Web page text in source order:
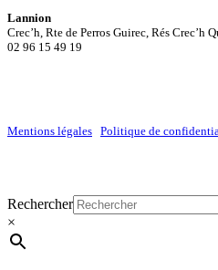
Lannion
Crec’h, Rte de Perros Guirec, Rés Crec’h
02 96 15 49 19
Mentions légales Politique de
Close
Menu
Rechercher
×